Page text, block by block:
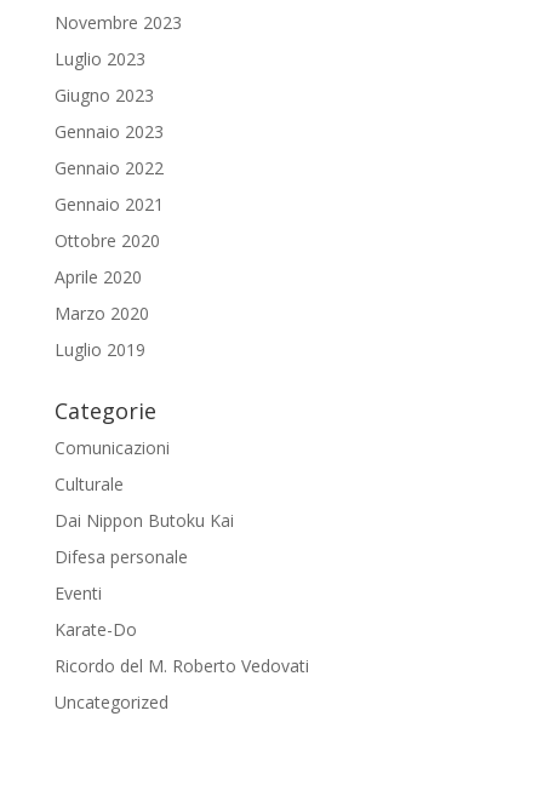
Novembre 2023
Luglio 2023
Giugno 2023
Gennaio 2023
Gennaio 2022
Gennaio 2021
Ottobre 2020
Aprile 2020
Marzo 2020
Luglio 2019
Categorie
Comunicazioni
Culturale
Dai Nippon Butoku Kai
Difesa personale
Eventi
Karate-Do
Ricordo del M. Roberto Vedovati
Uncategorized